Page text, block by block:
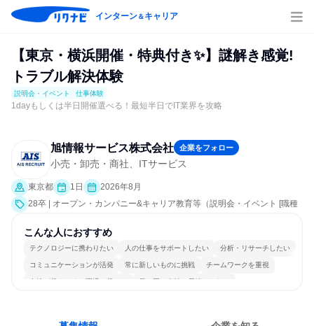
インターン＆キャリア
【東京・横浜開催・特典付き✨】謎解き感覚!
トラブル解決体験
説明会・イベント 仕事体験
1dayもしくは半日開催選べる！最短半日でIT業界を攻略
旭情報サービス株式会社 企業をフォロー
小売・卸売・商社、ITサービス
東京都 1日
2026年8月
28卒 | オープン・カンパニー&キャリア教育等（説明会・イベント [職種
こんな人におすすめ
テクノロジーに携わりたい 人の仕事をサポートしたい 分析・リサーチしたい
コミュニケーションが活発 常に新しいものに挑戦 チームワークを重視
女性が働きやすい環境で働ける 長く同じ会社に居続けられる